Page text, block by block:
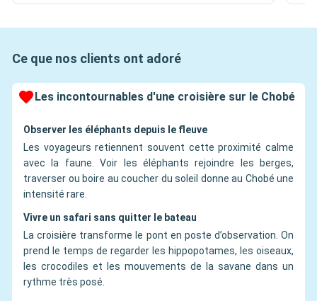
Ce que nos clients ont adoré
Les incontournables d'une croisière sur le Chobé
Observer les éléphants depuis le fleuve
Les voyageurs retiennent souvent cette proximité calme
avec la faune. Voir les éléphants rejoindre les berges,
traverser ou boire au coucher du soleil donne au Chobé une
intensité rare.
Vivre un safari sans quitter le bateau
La croisière transforme le pont en poste d’observation. On
prend le temps de regarder les hippopotames, les oiseaux,
les crocodiles et les mouvements de la savane dans un
rythme très posé.